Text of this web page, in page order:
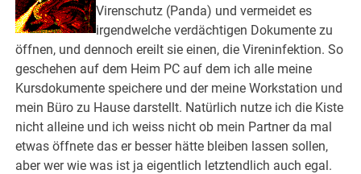
Virenschutz (Panda) und vermeidet es
irgendwelche verdächtigen Dokumente zu
öffnen, und dennoch ereilt sie einen, die Vireninfektion. So
geschehen auf dem Heim PC auf dem ich alle meine
Kursdokumente speichere und der meine Workstation und
mein Büro zu Hause darstellt. Natürlich nutze ich die Kiste
nicht alleine und ich weiss nicht ob mein Partner da mal
etwas öffnete das er besser hätte bleiben lassen sollen,
aber wer wie was ist ja eigentlich letztendlich auch egal.